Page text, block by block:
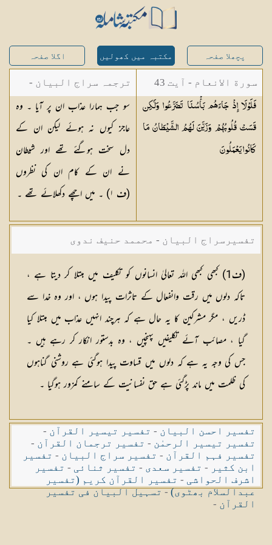
پچھلا صفحہ مکتبہ میں کھولیں اگلا صفحہ
سورة الانعام - آیت 43
فَلَوْلَا إِذْ جَاءَهُم بَأْسُنَا تَضَرَّعُوا وَلَٰكِن
قَسَتْ قُلُوبُهُمْ وَزَيَّنَ لَهُمُ الشَّيْطَانُ مَا
كَانُوايَعْمَلُونَ
ترجمہ سراج البیان -
مستفاد از ترجمتین
شاہ عبدالقادر دھلوی/
شاہ رفیع الدین دھلوی
سو جب ہمارا عذاب ان پر آیا ۔ وہ
عاجز کیوں نہ ہوئے لیکن ان کے
دل سخت ہوگئے تھے اور شیطان
نے ان کے کام ان کی نظروں
(ف ١) ۔ میں اچھے دکھلائے تھے ۔
تفسیرسراج البیان - محممد حنیف ندوی
(ف1 ) کبھی کبھی اللہ تعالیٰ انسانوں کو تکلیف میں مبتلا کر دیتا ہے ،
تاکہ دلوں میں رقت وانفعال کے تاثرات پیدا ہوں ، اور وہ خدا سے
ڈریں ، مگر مشرکین کا یہ حال ہے کہ ہرچند انہیں عذاب میں مبتلا کیا
گیا ، مصائب آئے تکلیفیں پہنچیں ، وہ بدستور انکار کر رہے ہیں ۔
جس کی وجہ یہ ہے کہ دلوں میں قساوت پیدا ہوگئی ہے روشنی گناہوں
کی ظلمت میں ماند پڑگئی ہے حق نفسانیت کے سامنے کمزور ہوگیا ۔
تفسیر احسن البیان - تفسیر تیسیر القرآن -
تفسیر تیسیر الرحمٰن - تفسیر ترجمان القرآن -
تفسیر فہم القرآن - تفسیر سراج البیان - تفسیر
ابن کثیر - تفسیر سعدی - تفسیر ثنائی - تفسیر
اشرف الحواشی - تفسیر القرآن کریم (تفسیر
عبدالسلام بھٹوی)-تسہیل البیان فی تفسیر
القرآن -